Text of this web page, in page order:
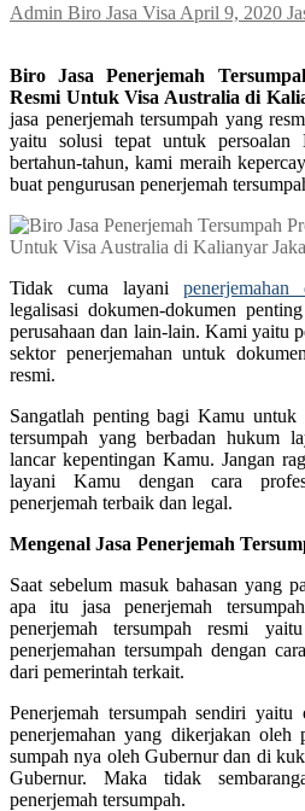
Admin Biro Jasa Visa April 9, 2020
Biro Jasa Penerjemah
Resmi Untuk Visa Australia di
jasa penerjemah tersumpah yang
yaitu solusi tepat untuk persoalan
bertahun-tahun, kami meraih
buat pengurusan penerjemah
Tidak cuma layani penerjemahan
legalisasi dokumen-dokumen
perusahaan dan lain-lain. Kami yaitu
sektor penerjemahan untuk
resmi.
Sangatlah penting bagi Kamu untuk
tersumpah yang berbadan hukum
lancar kepentingan Kamu. Jangan
layani Kamu dengan cara
penerjemah terbaik dan legal.
Mengenal Jasa Penerjemah
Saat sebelum masuk bahasan yang
apa itu jasa penerjemah
penerjemah tersumpah resmi
penerjemahan tersumpah dengan
dari pemerintah terkait.
Penerjemah tersumpah sendiri
penerjemahan yang dikerjakan oleh
sumpah nya oleh Gubernur dan di
Gubernur. Maka tidak
penerjemah tersumpah.